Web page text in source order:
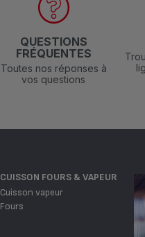
QUESTIONS
FRÉQUENTES
Toutes nos réponses à
vos questions
CUISSON FOURS & VAPEUR
Cuisson vapeur
Fours